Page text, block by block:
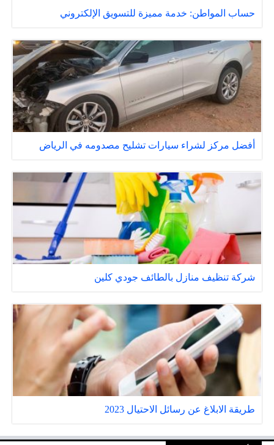
حساب المواطن: خدمة مميزة للتسويق الإلكتروني
أفضل مركز لشراء سيارات تشليح مصدومه في الرياض
شركة تنظيف منازل بالطائف جودي كلين
طريقة الابلاغ عن رسائل الاحتيال 2023